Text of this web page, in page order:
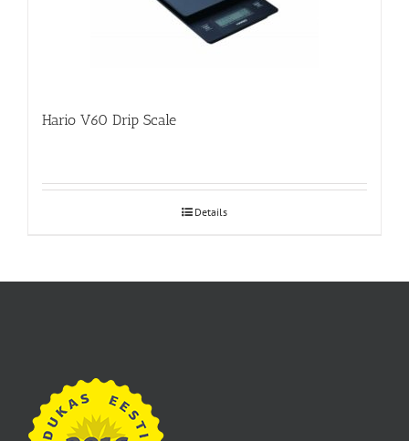
Hario V60 Drip Scale
Details